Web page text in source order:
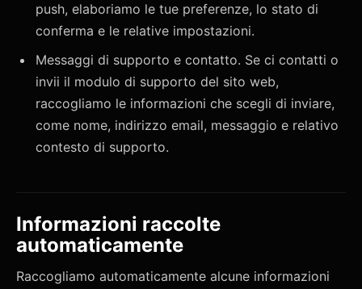
push, elaboriamo le tue preferenze, lo stato di
conferma e le relative impostazioni.
Messaggi di supporto e contatto. Se ci contatti o
invii il modulo di supporto del sito web,
raccogliamo le informazioni che scegli di inviare,
come nome, indirizzo email, messaggio e relativo
contesto di supporto.
Informazioni raccolte
automaticamente
Raccogliamo automaticamente alcune informazioni